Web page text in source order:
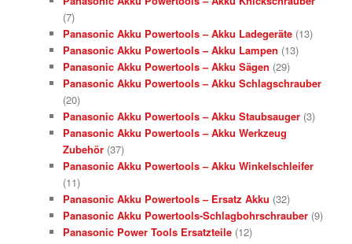
(7)
Panasonic Akku Powertools – Akku Ladegeräte (13)
Panasonic Akku Powertools – Akku Lampen (13)
Panasonic Akku Powertools – Akku Sägen (29)
Panasonic Akku Powertools – Akku Schlagschrauber
(20)
Panasonic Akku Powertools – Akku Staubsauger (3)
Panasonic Akku Powertools – Akku Werkzeug
Zubehör (37)
Panasonic Akku Powertools – Akku Winkelschleifer
(11)
Panasonic Akku Powertools – Ersatz Akku (32)
Panasonic Akku Powertools-Schlagbohrschrauber (9)
Panasonic Power Tools Ersatzteile (12)